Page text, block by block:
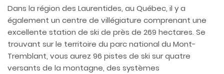
Dans la région des Laurentides, au Québec, il y a
également un centre de villégiature comprenant une
excellente station de ski de près de 269 hectares. Se
trouvant sur le territoire du parc national du Mont-
Tremblant, vous aurez 96 pistes de ski sur quatre
versants de la montagne, des systèmes